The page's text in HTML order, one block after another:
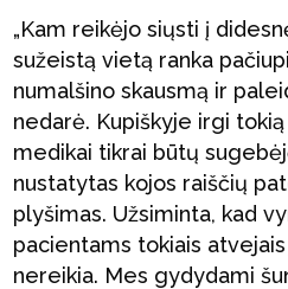
„Kam reikėjo siųsti į
sužeistą vietą ranka
numalšino skausmą ir
nedarė. Kupiškyje irgi
medikai tikrai būtų
nustatytas kojos raiščių
plyšimas. Užsiminta, kad
pacientams tokiais
nereikia. Mes gydydami